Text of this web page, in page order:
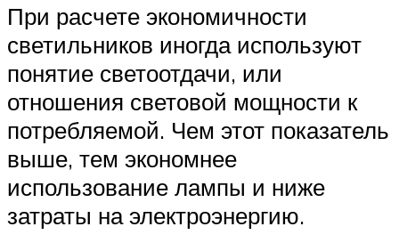
При расчете экономичности
светильников иногда используют
понятие светоотдачи, или
отношения световой мощности к
потребляемой. Чем этот показатель
выше, тем экономнее
использование лампы и ниже
затраты на электроэнергию.